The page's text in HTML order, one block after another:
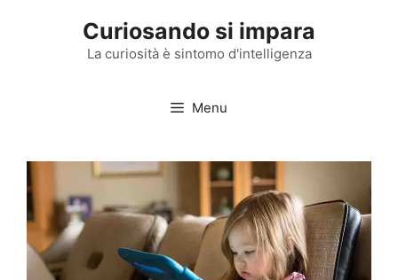
Curiosando si impara
La curiosità è sintomo d'intelligenza
Menu